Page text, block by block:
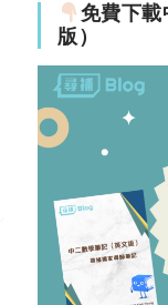
免費下載
版）